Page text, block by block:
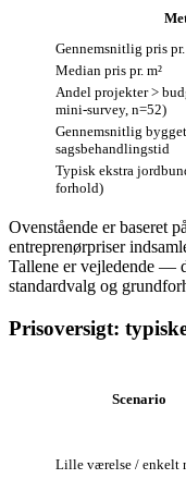
Gennemsnitlig pris
Median pris pr. m²
Andel projekter >
mini‑survey, n=52)
Gennemsnitlig
sagsbehandlingstid
Typisk ekstra
forhold)
Ovenstående er baseret
entreprenørpriser
Tallene er vejledende —
standardvalg og
Prisoversigt:
Scenario
Lille værelse / enkelt